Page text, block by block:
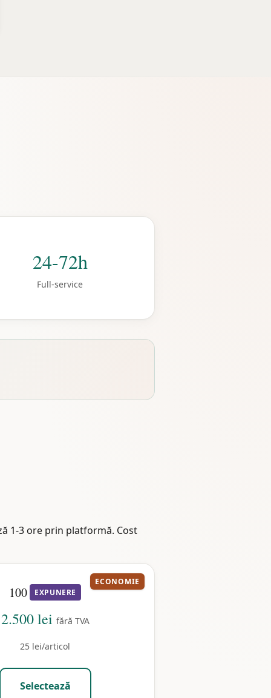
24-72h
Full-service
1-3 ore prin platformă. Cost
ECONOMIE
100 EXPUNERE
2.500 lei fără TVA
25 lei/articol
Selectează